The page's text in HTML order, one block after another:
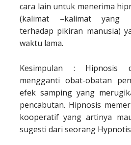
cara lain untuk menerima
(kalimat –kalimat yang
terhadap pikiran manusia)
waktu lama.
Kesimpulan : Hipnosis
mengganti obat-obatan
efek samping yang
pencabutan. Hipnosis
kooperatif yang artinya
sugesti dari seorang